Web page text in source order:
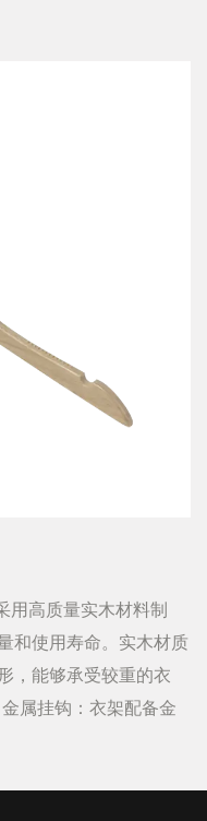
用高质量实木材料制
和使用寿命。实木材质
，能够承受较重的衣
属挂钩：衣架配备金